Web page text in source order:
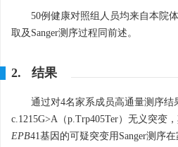
50例健康对照组人员均来自本院
取及Sanger测序过程同前述。
2. 结果
通过对4名家系成员高通量测序
c.1215G>A（p.Trp405Ter）无义突变
EPB41基因的可疑突变用Sanger测序